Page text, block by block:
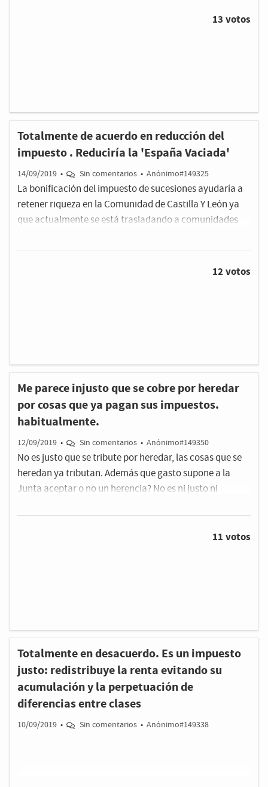
esperar al fallecimiento. Asimismo, en las sucesiones, se
13 votos
Totalmente de acuerdo en reducción del
impuesto . Reduciría la 'España Vaciada'
14/09/2019 • Sin comentarios • Anónimo#149325
La bonificación del impuesto de sucesiones ayudaría a
retener riqueza en la Comunidad de Castilla Y León ya
que actualmente se está trasladando a comunidades
traslada capital y se trasladan empadronamientos
hagan uso o no de los servicios de la Comunidad. Es un
12 votos
Me parece injusto que se cobre por heredar
por cosas que ya pagan sus impuestos.
habitualmente.
12/09/2019 • Sin comentarios • Anónimo#149350
No es justo que se tribute por heredar, las cosas que se
heredan ya tributan. Además que gasto supone a la
Junta aceptar o no un herencia? No es ni justo ni
no debe ser únicamente por recaudar.
11 votos
Totalmente en desacuerdo. Es un impuesto
justo: redistribuye la renta evitando su
acumulación y la perpetuación de
diferencias entre clases
10/09/2019 • Sin comentarios • Anónimo#149338